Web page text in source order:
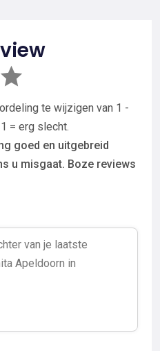
te wijzigen van 1 -
= erg slecht.
goed en uitgebreid
u misgaat. Boze reviews